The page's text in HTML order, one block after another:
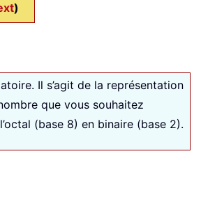
)
Il s’agit de la représentation
que vous souhaitez
(base 8) en binaire (base 2).